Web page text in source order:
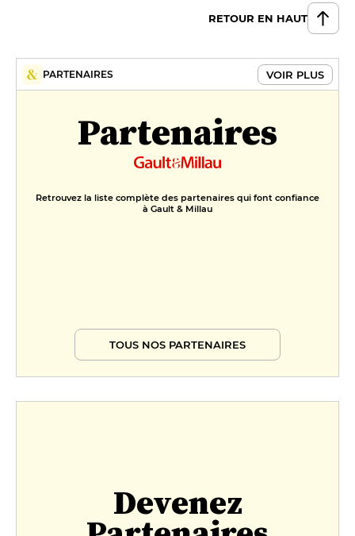
mangue
Mille feuilles vanille et tonka,
caramel au Sarrasin
RETOUR EN HAUT
PARTENAIRES VOIR PLUS
Partenaires
Retrouvez la liste complète des partenaires qui font confiance
à Gault & Millau
TOUS NOS PARTENAIRES
Devenez